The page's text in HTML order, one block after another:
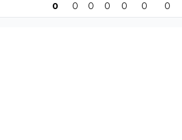
0 0 0 0 0 0 0